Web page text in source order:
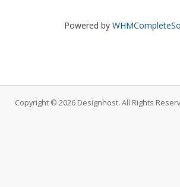
Powered by
Copyright © 2026 Designhost. All Rights